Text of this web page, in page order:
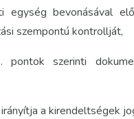
egység bevonásával
szempontú kontrollját,
szerinti
a kirendeltségek